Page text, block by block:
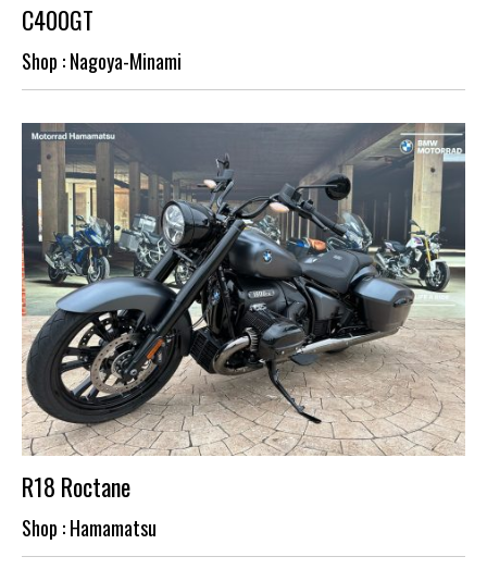
C400GT
Shop : Nagoya-Minami
R18 Roctane
Shop : Hamamatsu